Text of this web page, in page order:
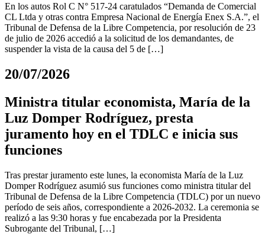
En los autos Rol C N° 517-24 caratulados “Demanda de Comercial
CL Ltda y otras contra Empresa Nacional de Energía Enex S.A.”, el
Tribunal de Defensa de la Libre Competencia, por resolución de 23
de julio de 2026 accedió a la solicitud de los demandantes, de
suspender la vista de la causa del 5 de […]
20/07/2026
Ministra titular economista, María de la
Luz Domper Rodríguez, presta
juramento hoy en el TDLC e inicia sus
funciones
Tras prestar juramento este lunes, la economista María de la Luz
Domper Rodríguez asumió sus funciones como ministra titular del
Tribunal de Defensa de la Libre Competencia (TDLC) por un nuevo
período de seis años, correspondiente a 2026-2032. La ceremonia se
realizó a las 9:30 horas y fue encabezada por la Presidenta
Subrogante del Tribunal, […]